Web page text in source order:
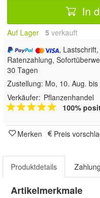
In
Auf Lager 5 verkauft
,
Ratenzahlung,
30 Tagen
Zustellung: Mo, 10. Aug.
Verkäufer: Pflanzenhandel
100%
Merken Preis
Produktdetails
Artikelmerkmale